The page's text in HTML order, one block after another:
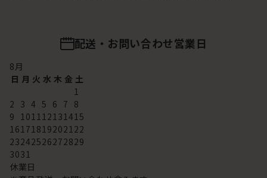
配送・お問い合わせ営業日
8月
日 月 火 水 木 金 土
1
2 3 4 5 6 7 8
9 101112131415
16171819202122
23242526272829
3031
休業日